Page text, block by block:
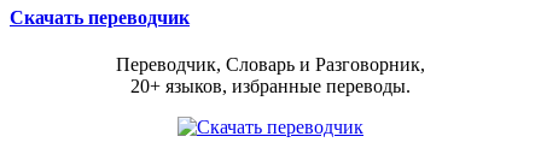
Скачать переводчик
Переводчик, Словарь и Разговорник,
20+ языков, избранные переводы.